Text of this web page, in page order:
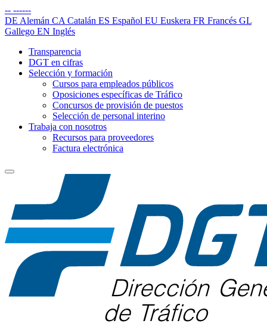
-- ------
DE Alemán CA Catalán ES Español EU Euskera FR Francés GL
Gallego EN Inglés
Transparencia
DGT en cifras
Selección y formación
Cursos para empleados públicos
Oposiciones específicas de Tráfico
Concursos de provisión de puestos
Selección de personal interino
Trabaja con nosotros
Recursos para proveedores
Factura electrónica